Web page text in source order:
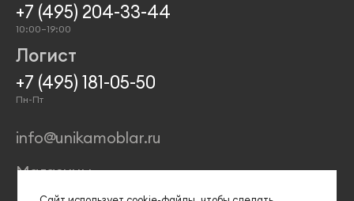
+7 (495) 204-33-44
10:00–19:00
Логист
+7 (495) 181-05-50
Пн-Пт
info@unikamoblar.ru
Магазины